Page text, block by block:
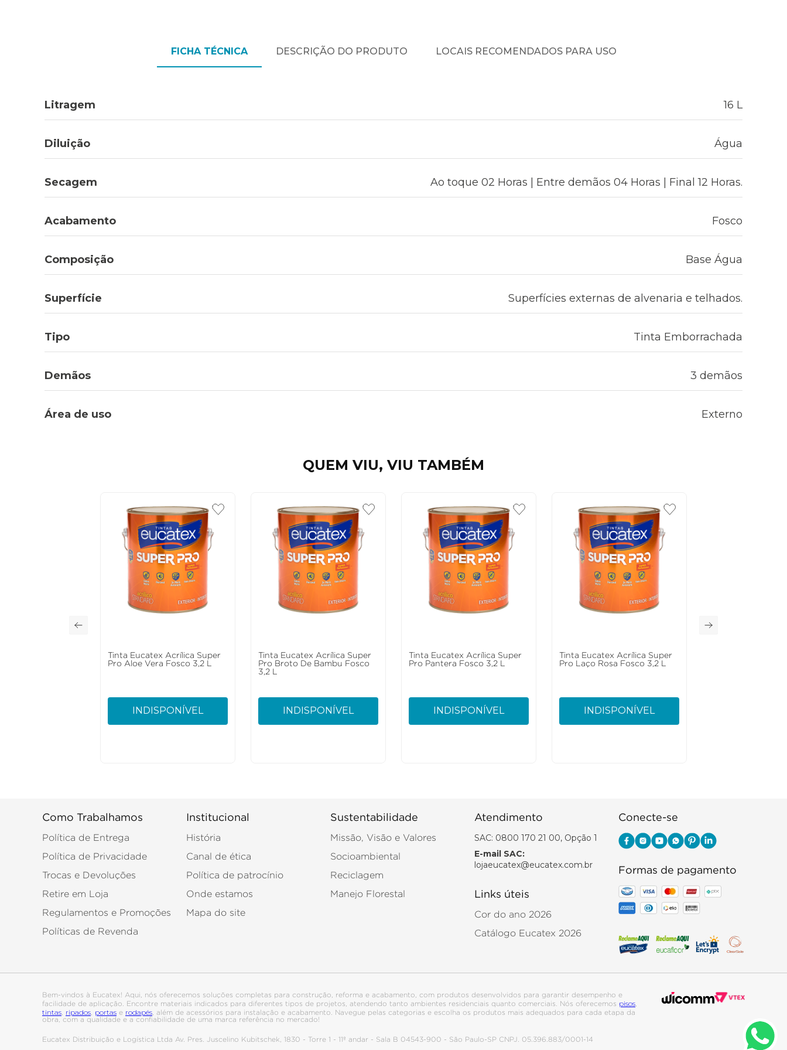
FICHA TÉCNICA DESCRIÇÃO DO PRODUTO LOCAIS RECOMENDADOS PARA USO
Litragem 16 L
Diluição Água
Secagem Ao toque 02 Horas | Entre demãos 04 Horas | Final 12 Horas.
Acabamento Fosco
Composição Base Água
Superfície Superfícies externas de alvenaria e telhados.
Tipo Tinta Emborrachada
Demãos 3 demãos
Área de uso Externo
QUEM VIU, VIU TAMBÉM
Tinta Eucatex Acrílica Super
Pro Aloe Vera Fosco 3,2 L
INDISPONÍVEL
Tinta Eucatex Acrílica Super
Pro Broto De Bambu Fosco
3,2 L
INDISPONÍVEL
Tinta Eucatex Acrílica Super
Pro Pantera Fosco 3,2 L
INDISPONÍVEL
Tinta Eucatex Acrílica Super
Pro Laço Rosa Fosco 3,2 L
INDISPONÍVEL
Como Trabalhamos
Política de Entrega
Política de Privacidade
Trocas e Devoluções
Retire em Loja
Regulamentos e Promoções
Políticas de Revenda
Institucional
História
Canal de ética
Política de patrocínio
Onde estamos
Mapa do site
Sustentabilidade
Missão, Visão e Valores
Socioambiental
Reciclagem
Manejo Florestal
Atendimento
SAC: 0800 170 21 00, Opção 1
E-mail SAC:
lojaeucatex@eucatex.com.br
Links úteis
Cor do ano 2026
Catálogo Eucatex 2026
Conecte-se
Formas de pagamento
Bem-vindos à Eucatex! Aqui, nós oferecemos soluções completas para construção, reforma e acabamento, com produtos desenvolvidos para garantir desempenho e
facilidade de aplicação. Encontre materiais indicados para diferentes tipos de projetos, atendendo tanto ambientes residenciais quanto comerciais. Nós oferecemos pisos
tintas ripados portas e rodapés , além de acessórios para instalação e acabamento. Navegue pelas categorias e escolha os produtos mais adequados para cada etapa da
obra, com a qualidade e a confiabilidade de uma marca referência no mercado!
Eucatex Distribuição e Logística Ltda Av. Pres. Juscelino Kubitschek, 1830 - Torre 1 - 11º andar - Sala B 04543-900 - São Paulo-SP CNPJ. 05.396.883/0001-14